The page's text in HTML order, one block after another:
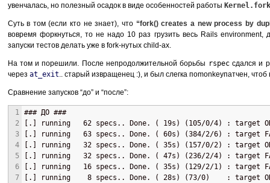
увенчалась, но полезный осадок в виде особенностей работы Kernel.fork
Суть в том (если кто не знает), что “fork() creates a new process by
вовремя форкнуться, то не надо 10 раз грузить весь Rails environment,
запуски тестов делать уже в fork-нутых child-ах.
На том и порешили. После непродолжительной борьбы rspecсдался и
через at_exit .. старый извращенец :), и был слегка поmonkeyпатчен,
Сравнение запусков “до” и “после”:
1
2
3
4
5
6
7
### ДО ###
[.] running   62 specs.. Done. ( 19s) (105/0/4) : target
[.] running   63 specs.. Done. ( 60s) (384/2/6) : target
[.] running   32 specs.. Done. ( 35s) (157/0/2) : target
[.] running   32 specs.. Done. ( 47s) (236/2/4) : target
[.] running   16 specs.. Done. ( 35s) (129/2/1) : target
[.] running    8 specs.. Done. ( 28s) (73/0)    : target